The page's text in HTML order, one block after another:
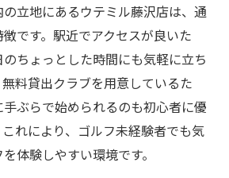
ト
ションゴルフで楽しくスキルア
で人気の初心者向けゴルフレッ
藤沢のインドアゴルフ
ラブ完備で手ぶらOKなインドア
立地にあるウテミル藤沢店は、通
です。駅近でアクセスが良いた
ちょっとした時間にも気軽に立ち
料貸出クラブを用意しているた
ぶらで始められるのも初心者に優
れにより、ゴルフ未経験者でも気
体験しやすい環境です。